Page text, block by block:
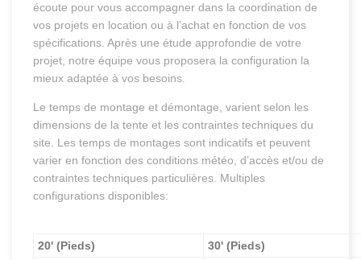
écoute pour vous accompagner dans la coordination de
vos projets en location ou à l’achat en fonction de vos
spécifications. Après une étude approfondie de votre
projet, notre équipe vous proposera la configuration la
mieux adaptée à vos besoins.
Le temps de montage et démontage, varient selon les
dimensions de la tente et les contraintes techniques du
site. Les temps de montages sont indicatifs et peuvent
varier en fonction des conditions météo, d’accès et/ou de
contraintes techniques particulières. Multiples
configurations disponibles:
20' (Pieds) 30' (Pieds)